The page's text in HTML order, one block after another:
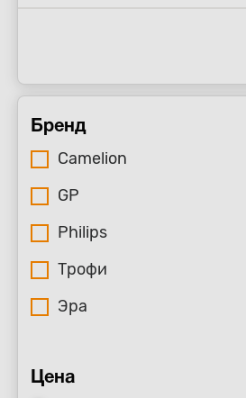
Цена
Бренд
Camelion
GP
Philips
Трофи
Эра